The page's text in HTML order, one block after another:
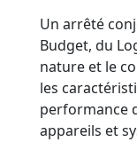
Un arrêté
Budget, du
nature et le
les
performance
appareils et